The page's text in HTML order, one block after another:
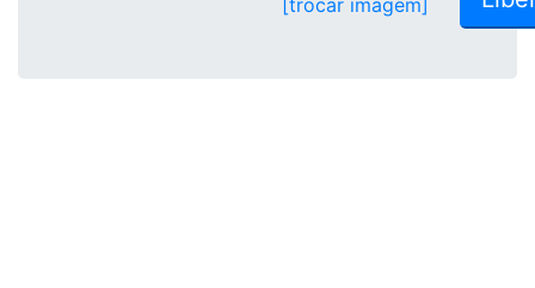
[trocar imagem]